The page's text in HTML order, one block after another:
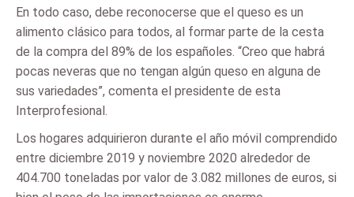
En todo caso, debe reconocerse que el queso es un
alimento clásico para todos, al formar parte de la cesta
de la compra del 89% de los españoles. “Creo que habrá
pocas neveras que no tengan algún queso en alguna de
sus variedades”, comenta el presidente de esta
Interprofesional.
Los hogares adquirieron durante el año móvil comprendido
entre diciembre 2019 y noviembre 2020 alrededor de
404.700 toneladas por valor de 3.082 millones de euros, si